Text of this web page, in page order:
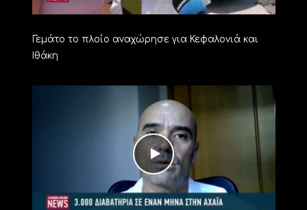
Γεμάτο το πλοίο αναχώρησε για Κεφαλονιά και
Ιθάκη